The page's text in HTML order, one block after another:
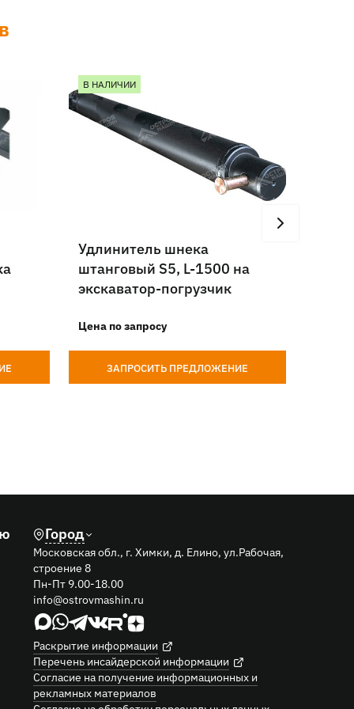
В НАЛИЧИИ
Удлинитель шнека
штанговый S5, L-1500 на
экскаватор-погрузчик
Цена по запросу
ЗАПРОСИТЬ ПРЕДЛОЖЕНИЕ
Город
Московская обл., г. Химки, д. Елино, ул.Рабочая,
строение 8
Пн-Пт 9.00-18.00
info@ostrovmashin.ru
Раскрытие информации
Перечень инсайдерской информации
Согласие на получение информационных и
рекламных материалов